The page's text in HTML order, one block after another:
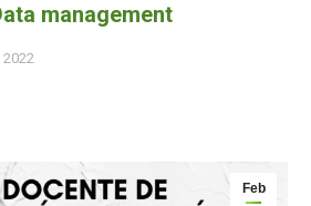
management
2022
Feb